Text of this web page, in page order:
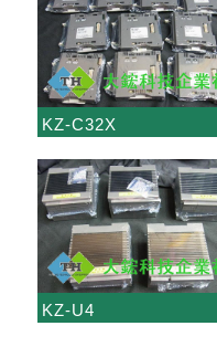
KZ-C32X
KZ-U4